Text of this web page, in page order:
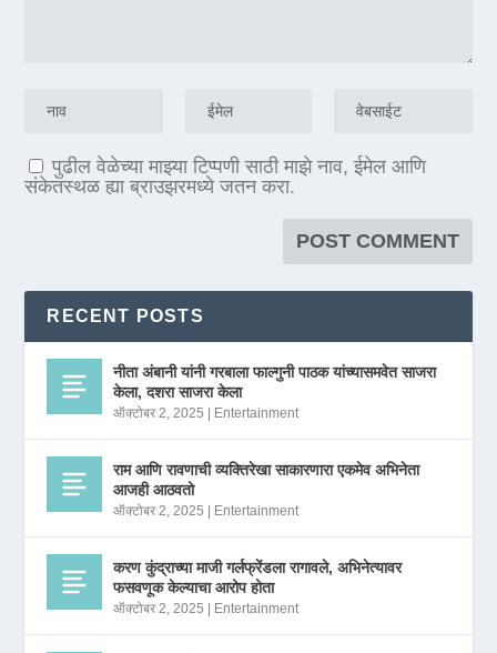
पुढील वेळेच्या माझ्या टिप्पणी साठी माझे नाव, ईमेल आणि
संकेतस्थळ ह्या ब्राउझरमध्ये जतन करा.
RECENT POSTS
नीता अंबानी यांनी गरबाला फाल्गुनी पाठक यांच्यासमवेत साजरा
केला, दशरा साजरा केला
ऑक्टोबर 2, 2025 Entertainment
राम आणि रावणाची व्यक्तिरेखा साकारणारा एकमेव अभिनेता
आजही आठवतो
ऑक्टोबर 2, 2025 Entertainment
करण कुंद्राच्या माजी गर्लफ्रेंडला रागावले, अभिनेत्यावर
फसवणूक केल्याचा आरोप होता
ऑक्टोबर 2, 2025 Entertainment